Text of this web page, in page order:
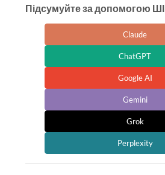
Підсумуйте за допомогою ШІ
Claude
ChatGPT
Google AI
Gemini
Grok
Perplexity